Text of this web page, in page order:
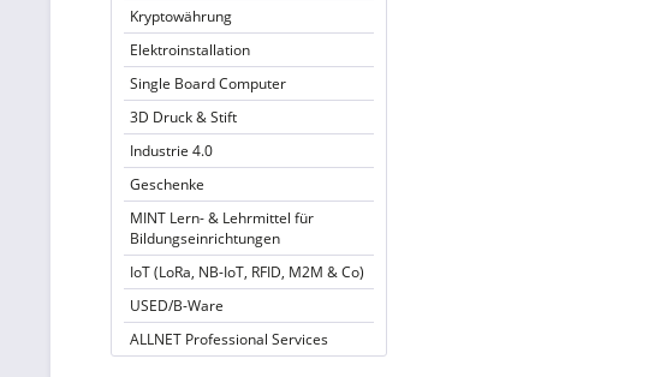
Kryptowährung
Elektroinstallation
Single Board Computer
3D Druck & Stift
Industrie 4.0
Geschenke
MINT Lern- & Lehrmittel für
Bildungseinrichtungen
IoT (LoRa, NB-IoT, RFID, M2M & Co)
USED/B-Ware
ALLNET Professional Services